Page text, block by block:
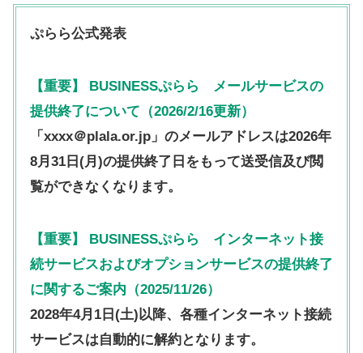
ぷらら公式発表
【重要】 BUSINESSぷらら メールサービスの
提供終了について（2026/2/16更新）
「xxxx＠plala.or.jp」のメールアドレスは2026年
8月31日(月)の提供終了日をもって送受信及び閲
覧ができなくなります。
【重要】 BUSINESSぷらら インターネット接
続サービスおよびオプションサービスの提供終了
に関するご案内 （2025/11/26）
2028年4月1日(土)以降、各種インターネット接続
サービスは自動的に解約となります。